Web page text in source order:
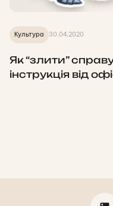
Культура 30.04.2020
Як “злити”
інструкція від